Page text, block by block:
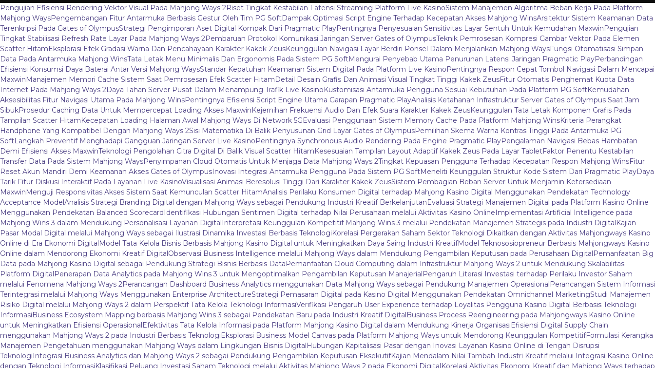
Pengujian Efisiensi Rendering Vektor Visual Pada Mahjong Ways 2Riset Tingkat Kestabilan Latensi Streaming Platform Live KasinoSistem Manajemen Algoritma Beban Kerja Pada Platform
Mahjong WaysPengembangan Fitur Antarmuka Berbasis Gestur Oleh Tim PG SoftDampak Optimasi Script Engine Terhadap Kecepatan Akses Mahjong WinsArsitektur Sistem Keamanan Data
Terenkripsi Pada Gates of OlympusStrategi Pengimporan Aset Digital Kompak Dari Pragmatic PlayPentingnya Penyesuaian Sensitivitas Layar Sentuh Untuk Kemudahan MaxwinPengujian
Tingkat Stabilisasi Refresh Rate Layar Pada Mahjong Ways 2Pembaruan Protokol Komunikasi Jaringan Server Gates of OlympusTeknik Pemrosesan Kompresi Gambar Vektor Pada Elemen
Scatter HitamEksplorasi Efek Gradasi Warna Dan Pencahayaan Karakter Kakek ZeusKeunggulan Navigasi Layar Berdiri Ponsel Dalam Menjalankan Mahjong WaysFungsi Otomatisasi Simpan
Data Pada Antarmuka Mahjong WinsTata Letak Menu Minimalis Dan Ergonomis Pada Sistem PG SoftMengurai Penyebab Utama Penurunan Latensi Jaringan Pragmatic PlayPerbandingan
Efisiensi Konsumsi Daya Baterai Antar Versi Mahjong WaysStandar Kepatuhan Keamanan Sistem Digital Pada Platform Live KasinoPentingnya Respon Cepat Tombol Navigasi Dalam Mencapai
MaxwinManajemen Memori Cache Sistem Saat Pemrosesan Efek Scatter HitamDetail Desain Grafis Dan Animasi Visual Tingkat Tinggi Kakek ZeusFitur Otomatis Penghemat Kuota Data
Internet Pada Mahjong Ways 2Daya Tahan Server Pusat Dalam Menampung Trafik Live KasinoKustomisasi Antarmuka Pengguna Sesuai Kebutuhan Pada Platform PG SoftKemudahan
Aksesibilitas Fitur Navigasi Utama Pada Mahjong WinsPentingnya Efisiensi Script Engine Utama Garapan Pragmatic PlayAnalisis Ketahanan Infrastruktur Server Gates of Olympus Saat Jam
SibukProsedur Caching Data Untuk Mempercepat Loading Akses MaxwinKejernihan Frekuensi Audio Dan Efek Suara Karakter Kakek ZeusKeunggulan Tata Letak Komponen Grafis Pada
Tampilan Scatter HitamKecepatan Loading Halaman Awal Mahjong Ways Di Network 5GEvaluasi Penggunaan Sistem Memory Cache Pada Platform Mahjong WinsKriteria Perangkat
Handphone Yang Kompatibel Dengan Mahjong Ways 2Sisi Matematika Di Balik Penyusunan Grid Layar Gates of OlympusPemilihan Skema Warna Kontras Tinggi Pada Antarmuka PG
SoftLangkah Preventif Menghadapi Gangguan Jaringan Server Live KasinoPentingnya Synchronous Audio Rendering Pada Engine Pragmatic PlayPengalaman Navigasi Bebas Hambatan
Demi Efisiensi Akses MaxwinTeknologi Pengolahan Citra Digital Di Balik Visual Scatter HitamKesesuaian Tampilan Layout Adaptif Kakek Zeus Pada Layar TabletFaktor Penentu Kestabilan
Transfer Data Pada Sistem Mahjong WaysPenyimpanan Cloud Otomatis Untuk Menjaga Data Mahjong Ways 2Tingkat Kepuasan Pengguna Terhadap Kecepatan Respon Mahjong WinsFitur
Reset Akun Mandiri Demi Keamanan Akses Gates of OlympusInovasi Integrasi Antarmuka Pengguna Pada Sistem PG SoftMeneliti Keunggulan Struktur Kode Sistem Dari Pragmatic PlayDaya
Tarik Fitur Diskusi Interaktif Pada Layanan Live KasinoVisualisasi Animasi Beresolusi Tinggi Dari Karakter Kakek ZeusSistem Pembagian Beban Server Untuk Menjamin Ketersediaan
MaxwinMenguji Responsivitas Akses Sistem Saat Kemunculan Scatter HitamAnalisis Perilaku Konsumen Digital terhadap Mahjong Kasino Digital Menggunakan Pendekatan Technology
Acceptance ModelAnalisis Strategi Branding Digital dengan Mahjong Ways sebagai Pendukung Industri Kreatif BerkelanjutanEvaluasi Strategi Manajemen Digital pada Platform Kasino Online
Menggunakan Pendekatan Balanced ScorecardIdentifikasi Hubungan Sentimen Digital terhadap Nilai Perusahaan melalui Aktivitas Kasino OnlineImplementasi Artificial Intelligence pada
Mahjong Wins 3 dalam Mendukung Personalisasi Layanan DigitalInterpretasi Keunggulan Kompetitif Mahjong Wins 3 melalui Pendekatan Manajemen Strategis pada Industri DigitalKajian
Pasar Modal Digital melalui Mahjong Ways sebagai Ilustrasi Dinamika Investasi Berbasis TeknologiKorelasi Pergerakan Saham Sektor Teknologi Dikaitkan dengan Aktivitas Mahjongways Kasino
Online di Era Ekonomi DigitalModel Tata Kelola Bisnis Berbasis Mahjong Kasino Digital untuk Meningkatkan Daya Saing Industri KreatifModel Teknososiopreneur Berbasis Mahjongways Kasino
Online dalam Mendorong Ekonomi Kreatif DigitalObservasi Business Intelligence melalui Mahjong Ways dalam Mendukung Pengambilan Keputusan pada Perusahaan DigitalPemanfaatan Big
Data pada Mahjong Kasino Digital sebagai Pendukung Strategi Bisnis Berbasis DataPemanfaatan Cloud Computing dalam Infrastruktur Mahjong Ways 2 untuk Mendukung Skalabilitas
Platform DigitalPenerapan Data Analytics pada Mahjong Wins 3 untuk Mengoptimalkan Pengambilan Keputusan ManajerialPengaruh Literasi Investasi terhadap Perilaku Investor Saham
melalui Fenomena Mahjong Ways 2Perancangan Dashboard Business Analytics menggunakan Data Mahjong Ways sebagai Pendukung Manajemen OperasionalPerancangan Sistem Informasi
Terintegrasi melalui Mahjong Ways Menggunakan Enterprise ArchitectureStrategi Pemasaran Digital pada Kasino Digital Menggunakan Pendekatan Omnichannel MarketingStudi Manajemen
Risiko Digital melalui Mahjong Ways 2 dalam Perspektif Tata Kelola Teknologi InformasiVerifikasi Pengaruh User Experience terhadap Loyalitas Pengguna Kasino Digital Berbasis Teknologi
InformasiBusiness Ecosystem Mapping berbasis Mahjong Wins 3 sebagai Pendekatan Baru pada Industri Kreatif DigitalBusiness Process Reengineering pada Mahjongways Kasino Online
untuk Meningkatkan Efisiensi OperasionalEfektivitas Tata Kelola Informasi pada Platform Mahjong Kasino Digital dalam Mendukung Kinerja OrganisasiEfisiensi Digital Supply Chain
menggunakan Mahjong Ways 2 pada Industri Berbasis TeknologiEksplorasi Business Model Canvas pada Platform Mahjong Ways untuk Mendorong Keunggulan KompetitifFormulasi Kerangka
Manajemen Pengetahuan menggunakan Mahjong Ways dalam Lingkungan Bisnis DigitalHubungan Kapitalisasi Pasar dengan Inovasi Layanan Kasino Online di Tengah Disrupsi
TeknologiIntegrasi Business Analytics dan Mahjong Ways 2 sebagai Pendukung Pengambilan Keputusan EksekutifKajian Mendalam Nilai Tambah Industri Kreatif melalui Integrasi Kasino Online
dengan Teknologi InformasiKlasifikasi Peluang Investasi Saham Teknologi melalui Aktivitas Mahjong Ways 2 pada Ekonomi DigitalKorelasi Aktivitas Ekonomi Kreatif dan Mahjong Ways terhadap